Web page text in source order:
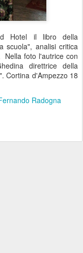
Hotel il libro della
scuola", analisi critica
Nella foto l'autrice con
direttrice della
Cortina d'Ampezzo 18
Radogna